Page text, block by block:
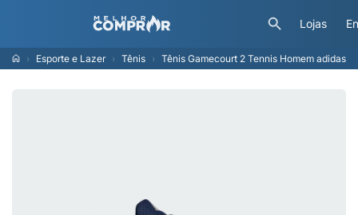
Lojas
Esporte e Lazer Tênis Tênis Gamecourt 2 Tennis Homem adidas